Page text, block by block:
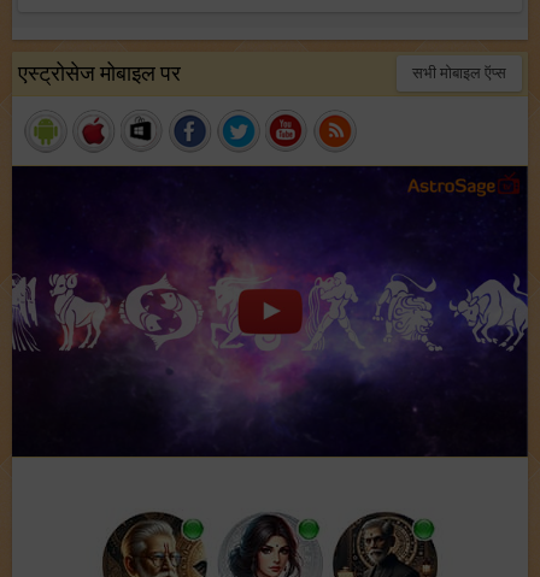
एस्ट्रोसेज मोबाइल पर सभी मोबाइल ऍप्स